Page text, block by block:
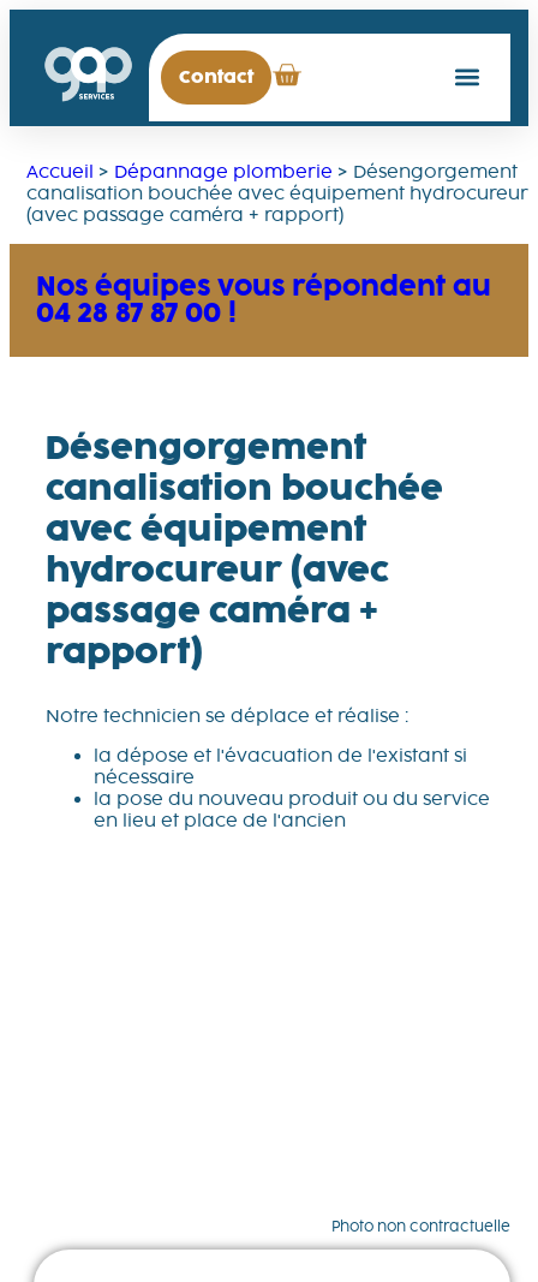
Contact
Accueil > Dépannage plomberie > Désengorgement
canalisation bouchée avec équipement hydrocureur
(avec passage caméra + rapport)
Nos équipes vous répondent au
04 28 87 87 00 !
Désengorgement
canalisation bouchée
avec équipement
hydrocureur (avec
passage caméra +
rapport)
Notre technicien se déplace et réalise :
la dépose et l'évacuation de l'existant si
nécessaire
la pose du nouveau produit ou du service
en lieu et place de l'ancien
Photo non contractuelle